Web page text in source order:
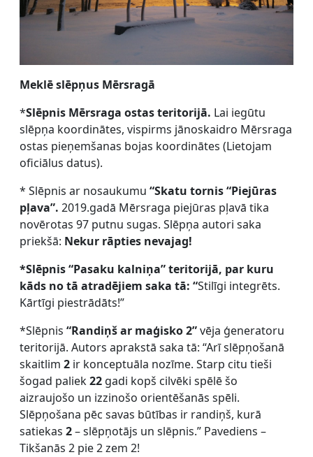
Meklē slēpņus Mērsragā
*Slēpnis Mērsraga ostas teritorijā. Lai iegūtu
slēpņa koordinātes, vispirms jānoskaidro Mērsraga
ostas pieņemšanas bojas koordinātes (Lietojam
oficiālus datus).
* Slēpnis ar nosaukumu “Skatu tornis “Piejūras
pļava”. 2019.gadā Mērsraga piejūras pļavā tika
novērotas 97 putnu sugas. Slēpņa autori saka
priekšā: Nekur rāpties nevajag!
*Slēpnis “Pasaku kalniņa” teritorijā, par kuru
kāds no tā atradējiem saka tā: “Stilīgi integrēts.
Kārtīgi piestrādāts!”
*Slēpnis “Randiņš ar maģisko 2”vēja ģeneratoru
teritorijā. Autors aprakstā saka tā: “Arī slēpņošanā
skaitlim 2 ir konceptuāla nozīme. Starp citu tieši
šogad paliek22 gadi kopš cilvēki spēlē šo
aizraujošo un izzinošo orientēšanās spēli.
Slēpņošana pēc savas būtības ir randiņš, kurā
satiekas 2– slēpņotājs un slēpnis.” Pavediens –
Tikšanās 2 pie 2 zem 2!